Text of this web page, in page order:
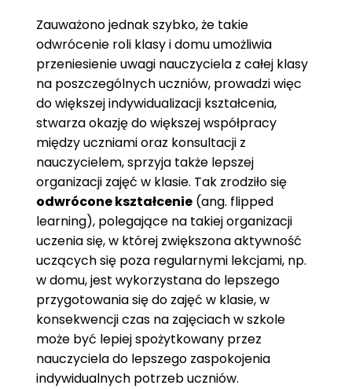
Zauważono jednak szybko, że takie
odwrócenie roli klasy i domu umożliwia
przeniesienie uwagi nauczyciela z całej klasy
na poszczególnych uczniów, prowadzi więc
do większej indywidualizacji kształcenia,
stwarza okazję do większej współpracy
między uczniami oraz konsultacji z
nauczycielem, sprzyja także lepszej
organizacji zajęć w klasie. Tak zrodziło się
odwrócone kształcenie(ang. flipped
learning), polegające na takiej organizacji
uczenia się, w której zwiększona aktywność
uczących się poza regularnymi lekcjami, np.
w domu, jest wykorzystana do lepszego
przygotowania się do zajęć w klasie, w
konsekwencji czas na zajęciach w szkole
może być lepiej spożytkowany przez
nauczyciela do lepszego zaspokojenia
indywidualnych potrzeb uczniów.